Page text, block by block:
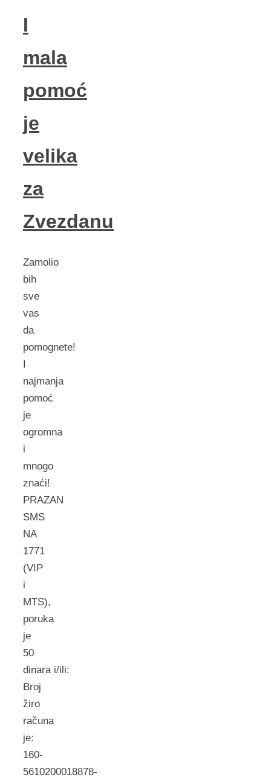
I
mala
pomoć
je
velika
za
Zvezdanu
Zamolio
bih
sve
vas
da
pomognete!
I
najmanja
pomoć
je
ogromna
i
mnogo
znaći!
PRAZAN
SMS
NA
1771
(VIP
i
MTS),
poruka
je
50
dinara i/ili:
Broj
žiro
računa
je:
160-
5610200018878-